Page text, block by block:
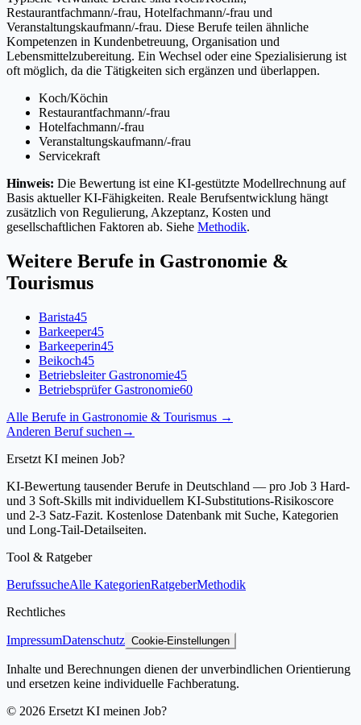
Restaurantfachmann/-frau, Hotelfachmann/-frau und
Veranstaltungskaufmann/-frau. Diese Berufe teilen ähnliche
Kompetenzen in Kundenbetreuung, Organisation und
Lebensmittelzubereitung. Ein Wechsel oder eine Spezialisierung ist
oft möglich, da die Tätigkeiten sich ergänzen und überlappen.
Koch/Köchin
Restaurantfachmann/-frau
Hotelfachmann/-frau
Veranstaltungskaufmann/-frau
Servicekraft
Hinweis: Die Bewertung ist eine KI-gestützte Modellrechnung auf
Basis aktueller KI-Fähigkeiten. Reale Berufsentwicklung hängt
zusätzlich von Regulierung, Akzeptanz, Kosten und
gesellschaftlichen Faktoren ab. Siehe Methodik.
Weitere Berufe in Gastronomie &
Tourismus
Barista45
Barkeeper45
Barkeeperin45
Beikoch45
Betriebsleiter Gastronomie45
Betriebsprüfer Gastronomie60
Alle Berufe in Gastronomie & Tourismus →
Anderen Beruf suchen →
Ersetzt KI meinen Job?
KI-Bewertung tausender Berufe in Deutschland — pro Job 3 Hard-
und 3 Soft-Skills mit individuellem KI-Substitutions-Risikoscore
und 2-3 Satz-Fazit. Kostenlose Datenbank mit Suche, Kategorien
und Long-Tail-Detailseiten.
Tool & Ratgeber
BerufssucheAlle KategorienRatgeberMethodik
Rechtliches
ImpressumDatenschutz Cookie-Einstellungen
Inhalte und Berechnungen dienen der unverbindlichen Orientierung
und ersetzen keine individuelle Fachberatung.
© 2026 Ersetzt KI meinen Job?